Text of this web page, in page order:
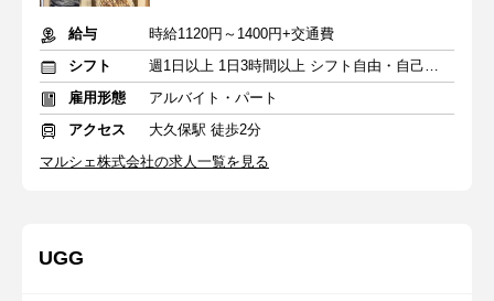
給与
時給1120円～1400円+交通費
シフト
週1日以上 1日3時間以上 シフト自由・自己申告
雇用形態
アルバイト・パート
アクセス
大久保駅 徒歩2分
マルシェ株式会社の求人一覧を見る
UGG